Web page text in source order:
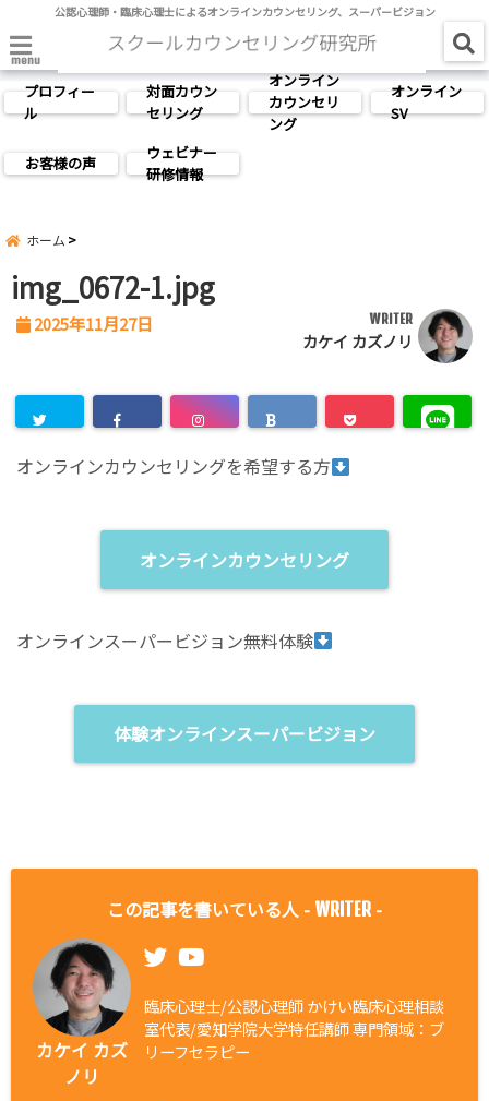
公認心理師・臨床心理士によるオンラインカウンセリング、スーパービジョン
menu
プロフィー
ル
対面カウン
セリング
オンライン
カウンセリ
ング
オンライン
SV
お客様の声
ウェビナー
研修情報
ホーム
img_0672-1.jpg
2025年11月27日 WRITER
カケイ カズノリ
オンラインカウンセリングを希望する方
オンラインカウンセリング
オンラインスーパービジョン無料体験
体験オンラインスーパービジョン
この記事を書いている人 - WRITER -
カケイ カズ
ノリ
臨床心理士/公認心理師 かけい臨床心理相談
室代表/愛知学院大学特任講師 専門領域：ブ
リーフセラピー